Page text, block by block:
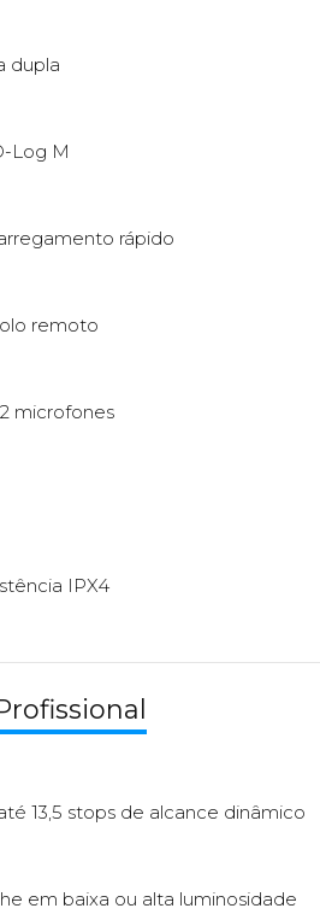
dupla
Log M
rápido
remoto
microfones
IPX4
13,5 stops de alcance dinâmico
em baixa ou alta luminosidade